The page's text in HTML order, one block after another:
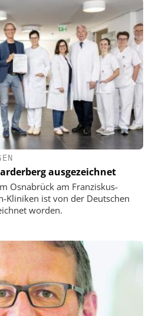
ausgezeichnet
Osnabrück am Franziskus-
Kliniken ist von der Deutschen
worden.